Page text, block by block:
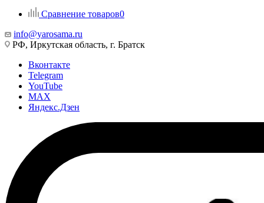
Сравнение товаров0
info@yarosama.ru
РФ, Иркутская область, г. Братск
Вконтакте
Telegram
YouTube
MAX
Яндекс.Дзен